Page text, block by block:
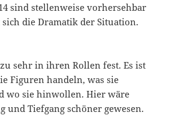
sind stellenweise vorhersehbar
die Dramatik der Situation.
sehr in ihren Rollen fest. Es ist
Figuren handeln, was sie
wo sie hinwollen. Hier wäre
und Tiefgang schöner gewesen.